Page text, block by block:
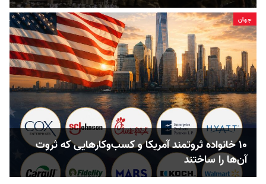
جهان
۱۰ خانواده ثروتمند آمریکا و کسب‌وکارهایی که ثروت
آن‌ها را ساختند